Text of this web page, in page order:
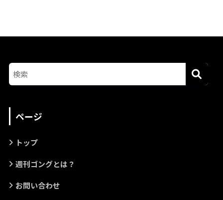
ページ
トップ
週刊ゴングとは？
お問い合わせ